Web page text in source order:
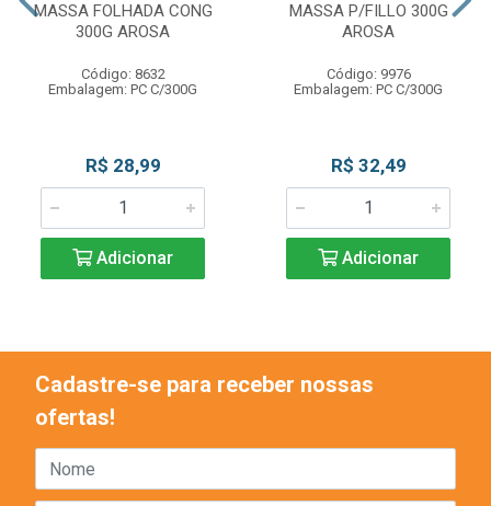
MASSA FOLHADA CONG
300G AROSA
Código: 8632
Embalagem: PC C/300G
R$ 28,99
Adicionar
MASSA P/FILLO 300G
AROSA
Código: 9976
Embalagem: PC C/300G
R$ 32,49
Adicionar
Cadastre-se para receber nossas
ofertas!